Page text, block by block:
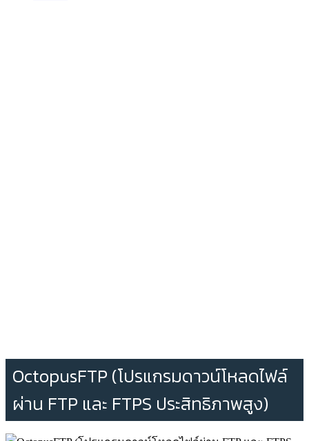
OctopusFTP (โปรแกรมดาวน์โหลดไฟล์
ผ่าน FTP และ FTPS ประสิทธิภาพสูง)